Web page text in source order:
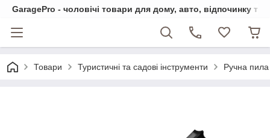
GaragePro - чоловічі товари для дому, авто, відпочинку та
Товари Туристичні та садові інструменти Ручна